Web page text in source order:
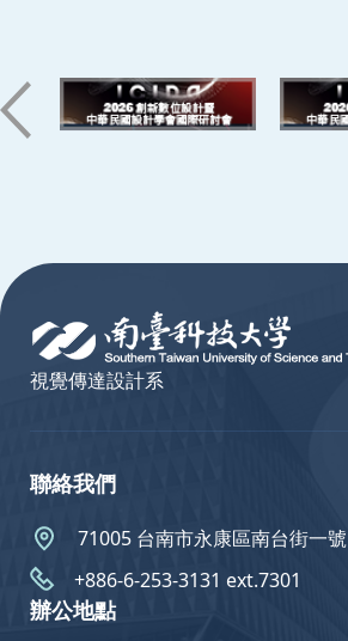
視覺傳達設計系
聯絡我們
71005 台南市永康區南台街一號
+886-6-253-3131 ext.7301
辦公地點